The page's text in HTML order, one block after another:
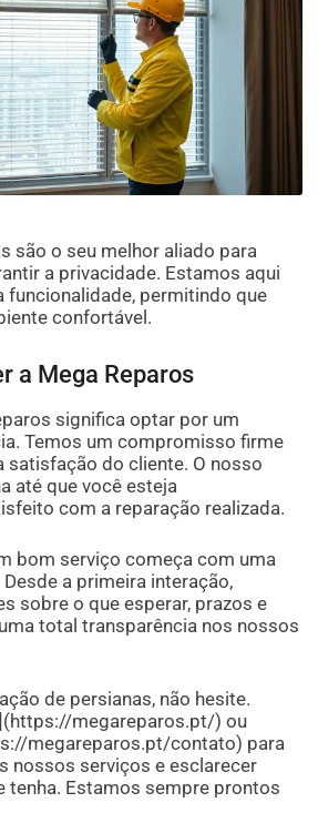
são o seu melhor aliado para
a privacidade. Estamos aqui
funcionalidade, permitindo que
confortável.
a Mega Reparos
significa optar por um
Temos um compromisso firme
satisfação do cliente. O nosso
até que você esteja
com a reparação realizada.
bom serviço começa com uma
a primeira interação,
sobre o que esperar, prazos e
total transparência nos nossos
de persianas, não hesite.
megareparos.pt/) ou
megareparos.pt/contato) para
nossos serviços e esclarecer
tenha. Estamos sempre prontos